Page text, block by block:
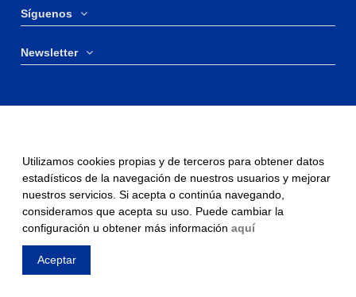
Síguenos
Newsletter
Utilizamos cookies propias y de terceros para obtener datos
estadísticos de la navegación de nuestros usuarios y mejorar
nuestros servicios. Si acepta o continúa navegando,
consideramos que acepta su uso. Puede cambiar la
configuración u obtener más información aquí
Aceptar